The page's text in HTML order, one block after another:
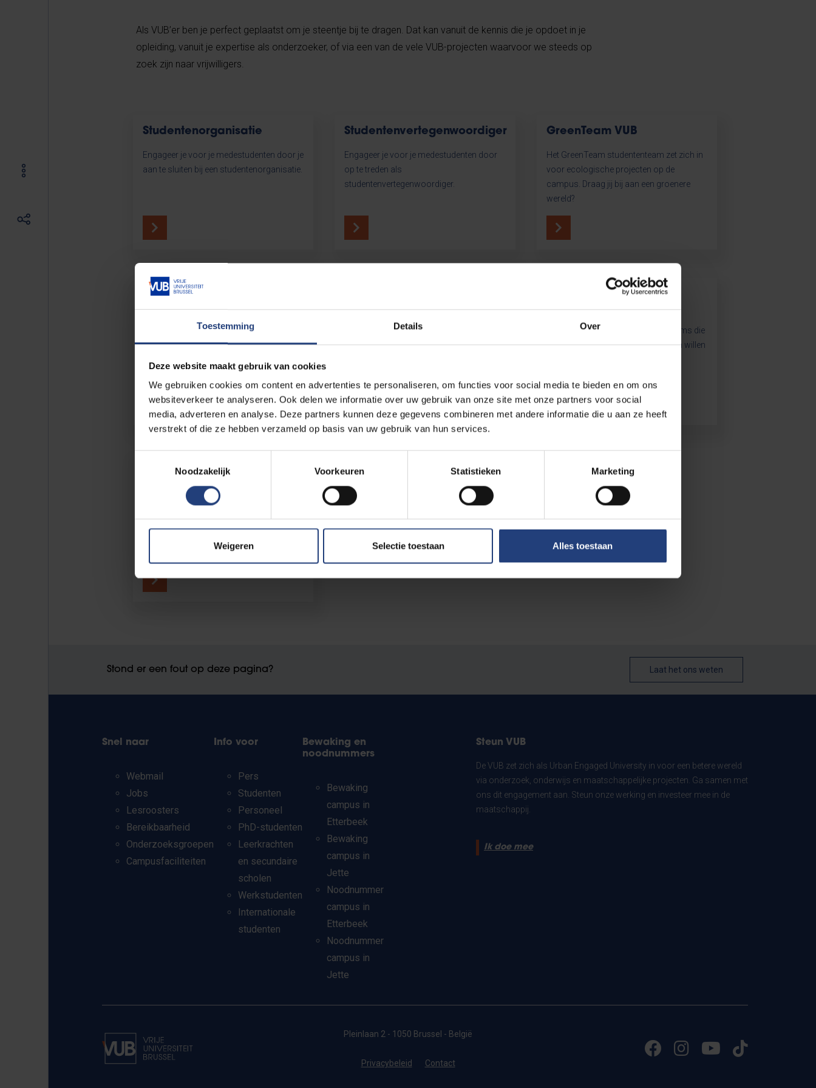
Toestemming Details Over
Deze website maakt gebruik van cookies
We gebruiken cookies om content en advertenties te personaliseren, om functies voor social media te bieden en om ons
websiteverkeer te analyseren. Ook delen we informatie over uw gebruik van onze site met onze partners voor social
media, adverteren en analyse. Deze partners kunnen deze gegevens combineren met andere informatie die u aan ze heeft
verstrekt of die ze hebben verzameld op basis van uw gebruik van hun services.
Noodzakelijk
Voorkeuren Statistieken Marketing
Weigeren Selectie toestaan Alles toestaan
Als VUB’er ben je perfect geplaatst om je steentje bij te dragen. Dat kan vanuit de kennis die je opdoet in je
opleiding, vanuit je expertise als onderzoeker, of via een van de vele VUB-projecten waarvoor we steeds op
zoek zijn naar vrijwilligers.
Studentenorganisatie
Engageer je voor je medestudenten door je
aan te sluiten bij een studentenorganisatie.
Studentenvertegenwoordiger
Engageer je voor je medestudenten door
op te treden als
studentenvertegenwoordiger.
GreenTeam VUB
Het GreenTeam studententeam zet zich in
voor ecologische projecten op de
campus. Draag jij bij aan een groenere
wereld?
Tutoren voor BRUTUS
Geef Brusselse scholieren extra kansen
om een diploma middelbaar onderwijs te
studievaardigheden en taalgebruik.
Kinderfonds
Het Ronald McDonald Kinderfonds biedt
een thuis aan ouders van kinderen
Edukado ondersteunt studententeams die
een solidariteitsproject in het Zuiden willen
Steunpunt Vrijwilligerswerk
Snuister door de vrijwilligersvacatures van
de vele maatschappelijke organisaties in
Brussel, of ga langs bij het Infopunt
Muntpunt voor persoonlijk advies.
Stond er een fout op deze pagina? Laat het ons weten
Snel naar
Webmail
Jobs
Lesroosters
Bereikbaarheid
Onderzoeksgroepen
Campusfaciliteiten
Info voor
Pers
Studenten
Personeel
PhD-studenten
Leerkrachten
en secundaire
scholen
Werkstudenten
Internationale
studenten
Bewaking en
noodnummers
Bewaking
campus in
Etterbeek
Bewaking
campus in
Jette
Noodnummer
campus in
Etterbeek
Noodnummer
campus in
Jette
Steun VUB
De VUB zet zich als Urban Engaged University in voor een betere wereld
via onderzoek, onderwijs en maatschappelijke projecten. Ga samen met
ons dit engagement aan. Steun onze werking en investeer mee in de
maatschappij.
Ik doe mee
Pleinlaan 2 - 1050 Brussel - België
Privacybeleid Contact